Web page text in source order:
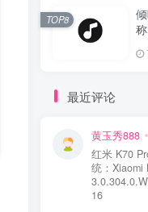
TOP8
最近评论
黄玉秀888
红米 K70
统：Xiaomi
16